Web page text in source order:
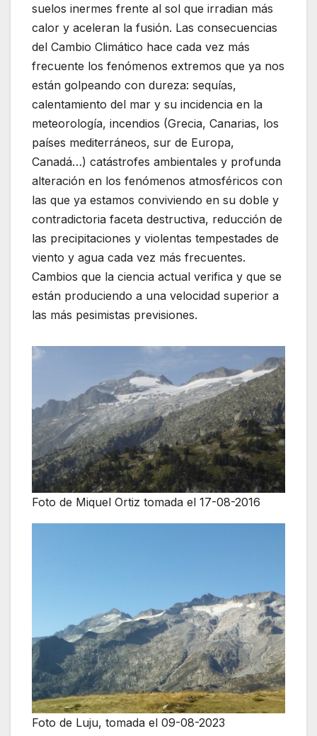
suelos inermes frente al sol que irradian más
calor y aceleran la fusión. Las consecuencias
del Cambio Climático hace cada vez más
frecuente los fenómenos extremos que ya nos
están golpeando con dureza: sequías,
calentamiento del mar y su incidencia en la
meteorología, incendios (Grecia, Canarias, los
países mediterráneos, sur de Europa,
Canadá…) catástrofes ambientales y profunda
alteración en los fenómenos atmosféricos con
las que ya estamos conviviendo en su doble y
contradictoria faceta destructiva, reducción de
las precipitaciones y violentas tempestades de
viento y agua cada vez más frecuentes.
Cambios que la ciencia actual verifica y que se
están produciendo a una velocidad superior a
las más pesimistas previsiones.
Foto de Miquel Ortiz tomada el 17-08-2016
Foto de Luju, tomada el 09-08-2023